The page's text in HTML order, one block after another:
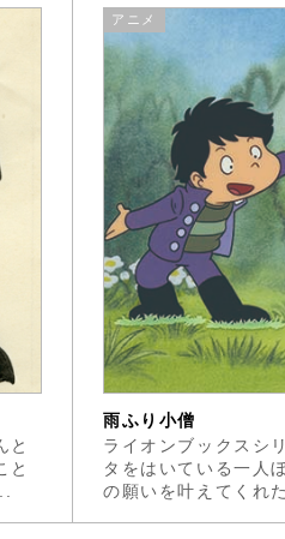
と
と
アニメ
雨ふり小僧
ライオンブックスシ
タをはいている一人
の願いを叶えてくれ